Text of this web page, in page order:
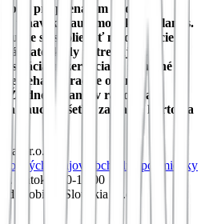
bod pre prenájom dodávky
trnavskej automobilky Stellantis.
sa spoliehať na otváracie
kedy potrebujete.
rezervácia aj samotné
výhradne online.
Žiadne čakanie v radoch ani
kaucií. Všetko zaplatíte kartou a
s.r.o.
údajov
Obchodné podmienky
piatok 7:00-19:00
Mobility Slovakia s.r.o.